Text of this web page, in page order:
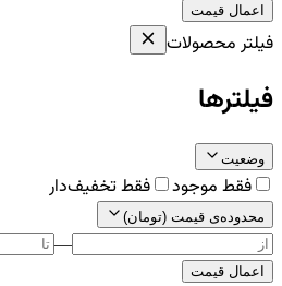
اعمال قیمت
فیلتر محصولات
فیلترها
وضعیت
فقط موجود فقط تخفیف‌دار
محدوده‌ی قیمت (تومان)
—
اعمال قیمت